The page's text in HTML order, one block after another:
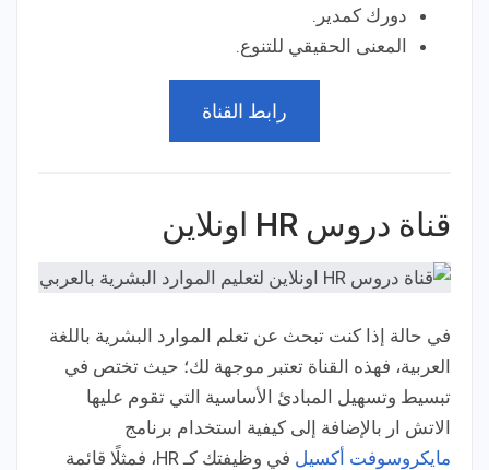
دورك كمدير.
المعنى الحقيقي للتنوع.
رابط القناة
قناة دروس HR اونلاين
في حالة إذا كنت تبحث عن تعلم الموارد البشرية باللغة
العربية، فهذه القناة تعتبر موجهة لك؛ حيث تختص في
تبسيط وتسهيل المبادئ الأساسية التي تقوم عليها
الاتش ار بالإضافة إلى كيفية استخدام برنامج
مايكروسوفت أكسيل في وظيفتك كـ HR، فمثلًا قائمة